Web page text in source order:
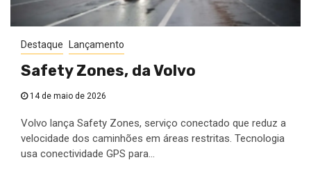
Destaque Lançamento
Safety Zones, da Volvo
14 de maio de 2026
Volvo lança Safety Zones, serviço conectado que reduz a
velocidade dos caminhões em áreas restritas. Tecnologia
usa conectividade GPS para...